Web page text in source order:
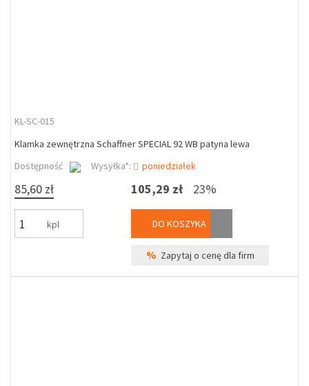
KL-SC-015
Klamka zewnętrzna Schaffner SPECIAL 92 WB patyna lewa
Dostępność
Wysyłka*: poniedziałek
85,60 zł
kpl
105,29 zł 23%
DO KOSZYKA
% Zapytaj o cenę dla firm